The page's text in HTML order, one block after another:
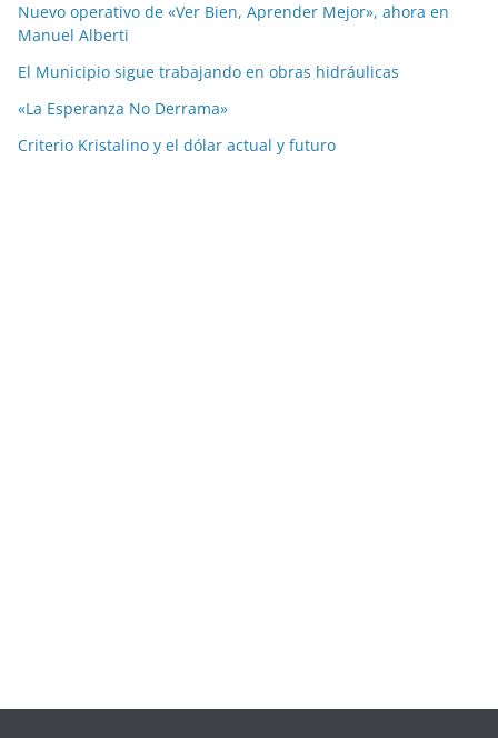
Nuevo operativo de «Ver Bien, Aprender Mejor», ahora en
Manuel Alberti
El Municipio sigue trabajando en obras hidráulicas
«La Esperanza No Derrama»
Criterio Kristalino y el dólar actual y futuro